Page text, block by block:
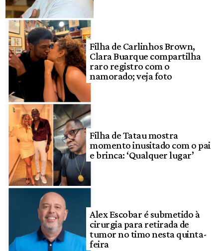
Filha de Carlinhos Brown,
Clara Buarque compartilha
raro registro com o
namorado; veja foto
Filha de Tatau mostra
momento inusitado com o pai
e brinca: ‘Qualquer lugar’
Alex Escobar é submetido à
cirurgia para retirada de
tumor no timo nesta quinta-
feira